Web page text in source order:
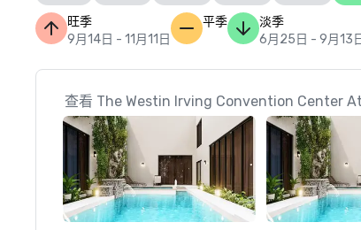
旺季
9月14日 - 11月11日
平季
淡季
6月25日 - 9月13
查看 The Westin Irving Convention Center